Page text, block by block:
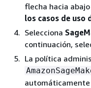
flecha hacia
los casos de uso
Selecciona
continuación,
La política
automáticamente